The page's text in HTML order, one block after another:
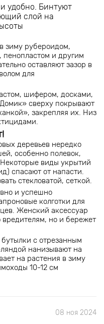
удобно. Бинтуют
слой на
зиму рубероидом,
и другим
оставляют зазор в
для
шифером, досками,
сверху покрывают
закрепляя их. Низ
деревьев нередко
особенно полевок,
виды укрытий
спасают от напасти.
стекловатой, сеткой.
и успешно
колготки для
Женский аксессуар
вредителям, но и бережет
с отрезанным
нанизывают на
на растения в зиму
10-12 см
08 ноя 2024